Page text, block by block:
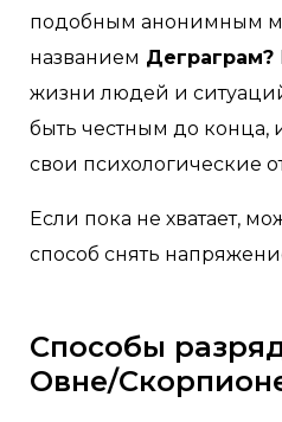
подобным анонимным
названием Деграграм?
жизни людей и
быть честным до конца,
свои психологические
Если пока не хватает,
способ снять
Способы
Овне/